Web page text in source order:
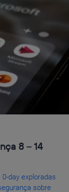
8 – 14
day exploradas
sobre